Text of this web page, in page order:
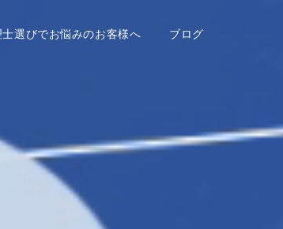
士選びでお悩みのお客様へ ブログ